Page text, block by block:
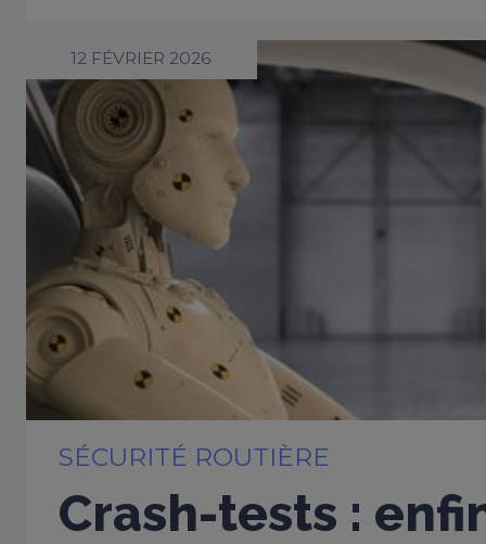
12 FÉVRIER 2026
SÉCURITÉ ROUTIÈRE
Crash-tests :